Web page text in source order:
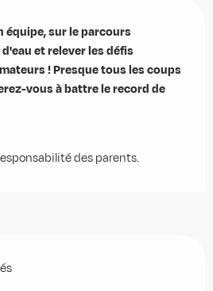
équipe, sur le parcours
et relever les défis
! Presque tous les coups
vous à battre le record de
des parents.